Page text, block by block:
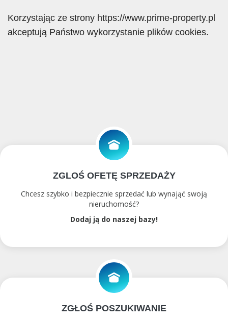
Korzystając ze strony https://www.prime-property.pl
akceptują Państwo wykorzystanie plików cookies.
ZGLOŚ OFETĘ SPRZEDAŻY
Chcesz szybko i bezpiecznie sprzedać lub wynająć swoją
nieruchomość?
Dodaj ją do naszej bazy!
ZGŁOŚ POSZUKIWANIE